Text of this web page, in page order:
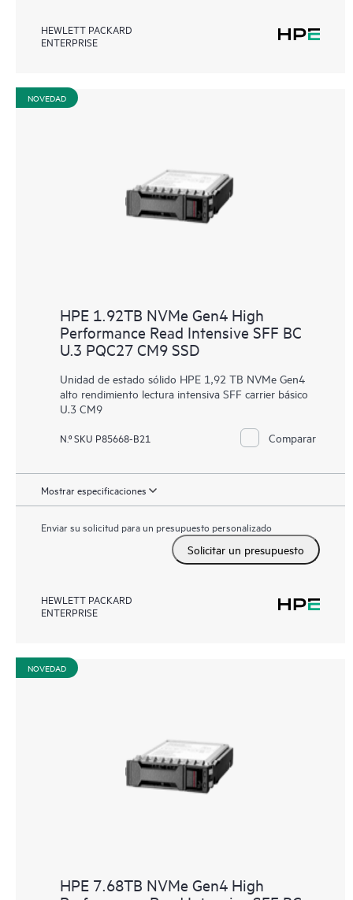
HEWLETT PACKARD
ENTERPRISE
NOVEDAD
HPE 1.92TB NVMe Gen4 High
Performance Read Intensive SFF BC
U.3 PQC27 CM9 SSD
Unidad de estado sólido HPE 1,92 TB NVMe Gen4
alto rendimiento lectura intensiva SFF carrier básico
U.3 CM9
N.º SKU P85668-B21 Comparar
Mostrar especificaciones
Enviar su solicitud para un presupuesto personalizado
Solicitar un presupuesto
HEWLETT PACKARD
ENTERPRISE
NOVEDAD
HPE 7.68TB NVMe Gen4 High